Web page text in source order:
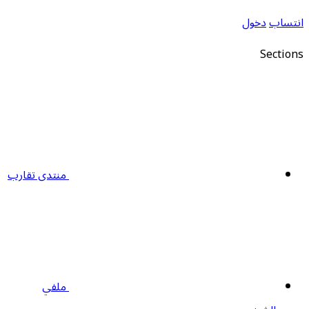
انتسابدخول
Sections
منتدى تقارب
ملفي